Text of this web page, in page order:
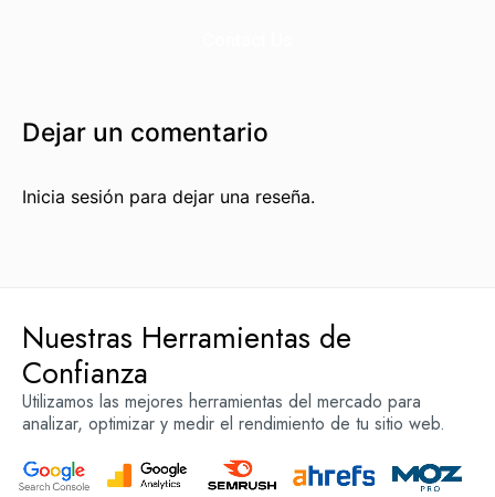
Estás a punto de sentarte a la mesa con gente que te
Dejar un comentario
Inicia sesión para dejar una reseña.
Nuestras Herramientas de
Confianza
Utilizamos las mejores herramientas del mercado para
analizar, optimizar y medir el rendimiento de tu sitio web.